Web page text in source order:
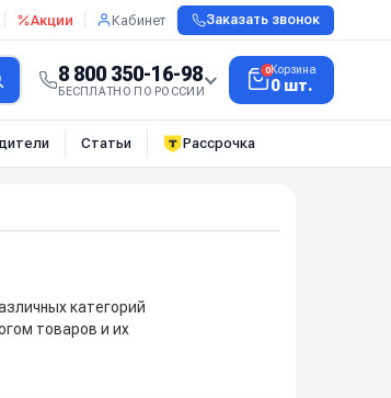
Акции Кабинет Заказать звонок
8 800 350-16-98
БЕСПЛАТНО ПО РОССИИ
0Корзина
0 шт.
Статьи Рассрочка
категорий
товаров и их